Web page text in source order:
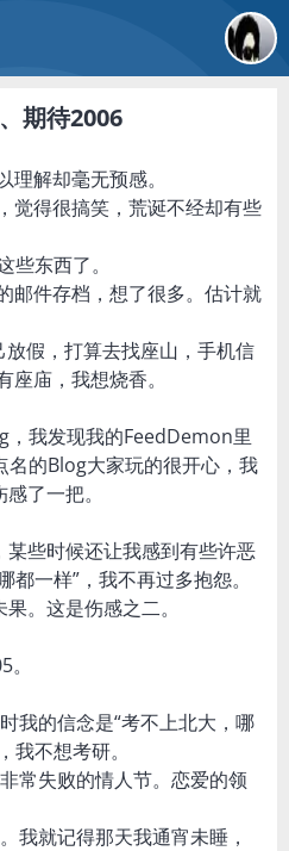
期待2006
解却毫无预感。
觉得很搞笑，荒诞不经却有些
东西了。
邮件存档，想了很多。估计就
放假，打算去找座山，手机信
庙，我想烧香。
，我发现我的FeedDemon里
名的Blog大家玩的很开心，我
了一把。
些时候还让我感到有些许恶
一样”，我不再过多抱怨。
。这是伤感之二。
我的信念是“考不上北大，哪
我不想考研。
常失败的情人节。恋爱的领
我就记得那天我通宵未睡，